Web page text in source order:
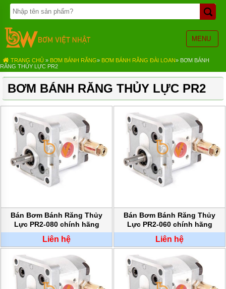
MENU
TRANG
CHỦ
BƠM
BÁNH
BƠM
HÓA
CHẤT
BƠM
MÀNG
KHÍ
NÉN
BƠM
ĐỊNH
LƯỢNG
THẢI
MÁY
BƠM
BÙN
BƠM
TĂNG
TRANG CHỦ » BƠM BÁNH RĂNG» BƠM BÁNH RĂNG ĐÀI LOAN» BƠM BÁNH
RĂNG THỦY LỰC PR2
BƠM BÁNH RĂNG THỦY LỰC PR2
Bán Bơm Bánh Răng Thủy
Lực PR2-080 chính hãng
Liên hệ
Bán Bơm Bánh Răng Thủy
Lực PR2-060 chính hãng
Liên hệ